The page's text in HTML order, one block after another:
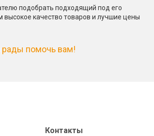
подобрать подходящий под его
высокое качество товаров и лучшие цены
рады помочь вам!
Контакты